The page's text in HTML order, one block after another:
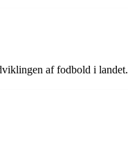
af fodbold i landet.